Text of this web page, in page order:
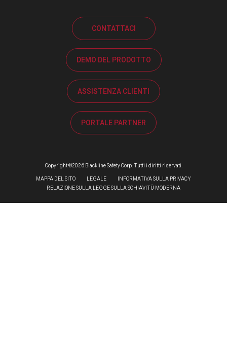
CONTATTACI
DEMO DEL PRODOTTO
ASSISTENZA CLIENTI
PORTALE PARTNER
Copyright ©2026 Blackline Safety Corp. Tutti i diritti riservati.
MAPPA DEL SITO
LEGALE
INFORMATIVA SULLA PRIVACY
RELAZIONE SULLA LEGGE SULLA SCHIAVITÙ MODERNA